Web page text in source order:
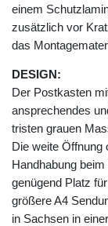
einem
zusätzlich vor
das
DESIGN:
Der Postkasten
ansprechendes
tristen grauen
Die weite Öffnung
Handhabung
genügend Platz
größere A4
in Sachsen in